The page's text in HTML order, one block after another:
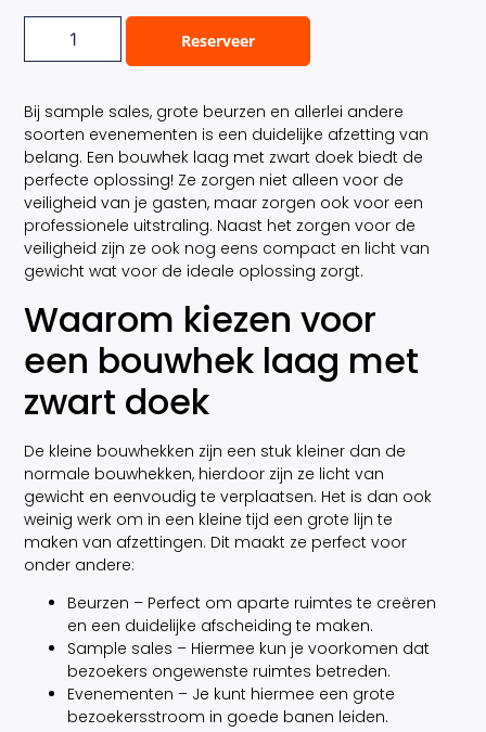
Reserveer
Bij sample sales, grote beurzen en allerlei andere
soorten evenementen is een duidelijke afzetting van
belang. Een bouwhek laag met zwart doek biedt de
perfecte oplossing! Ze zorgen niet alleen voor de
veiligheid van je gasten, maar zorgen ook voor een
professionele uitstraling. Naast het zorgen voor de
veiligheid zijn ze ook nog eens compact en licht van
gewicht wat voor de ideale oplossing zorgt.
Waarom kiezen voor
een bouwhek laag met
zwart doek
De kleine bouwhekken zijn een stuk kleiner dan de
normale bouwhekken, hierdoor zijn ze licht van
gewicht en eenvoudig te verplaatsen. Het is dan ook
weinig werk om in een kleine tijd een grote lijn te
maken van afzettingen. Dit maakt ze perfect voor
onder andere:
Beurzen – Perfect om aparte ruimtes te creëren
en een duidelijke afscheiding te maken.
Sample sales – Hiermee kun je voorkomen dat
bezoekers ongewenste ruimtes betreden.
Evenementen – Je kunt hiermee een grote
bezoekersstroom in goede banen leiden.